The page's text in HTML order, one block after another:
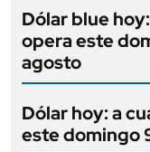
Dólar blue
opera este
agosto
Dólar hoy: a
este domingo